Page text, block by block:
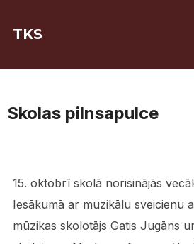
TKS
Skolas pilnsapulce
15. oktobrī skolā norisinājās
Iesākumā ar muzikālu sveicienu
mūzikas skolotājs Gatis Jugāns